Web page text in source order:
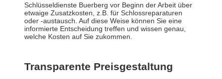
Schlüsseldienste Buerberg vor Beginn der Arbeit über
etwaige Zusatzkosten, z.B. für Schlossreparaturen
oder -austausch. Auf diese Weise können Sie eine
informierte Entscheidung treffen und wissen genau,
welche Kosten auf Sie zukommen.
Transparente Preisgestaltung